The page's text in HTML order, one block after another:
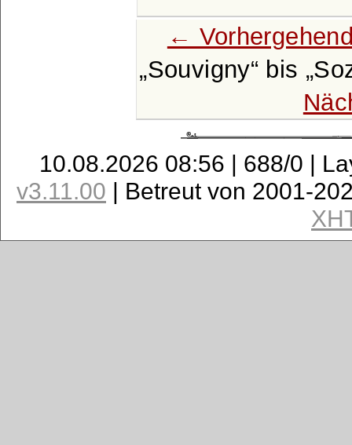
←
Souvigny
bis
10.08.2026 08:56 | 688/0 |
v3.11.00 | Betreut von 2001-